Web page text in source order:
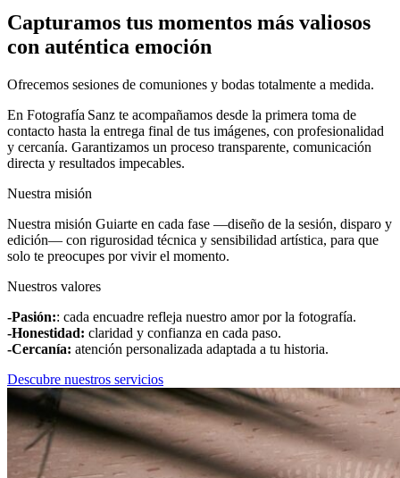
Capturamos tus momentos más valiosos
con auténtica emoción
Ofrecemos sesiones de comuniones y bodas totalmente a medida.
En Fotografía Sanz te acompañamos desde la primera toma de
contacto hasta la entrega final de tus imágenes, con profesionalidad
y cercanía. Garantizamos un proceso transparente, comunicación
directa y resultados impecables.
Nuestra misión
Nuestra misión Guiarte en cada fase —diseño de la sesión, disparo y
edición— con rigurosidad técnica y sensibilidad artística, para que
solo te preocupes por vivir el momento.
Nuestros valores
-Pasión:: cada encuadre refleja nuestro amor por la fotografía.
-Honestidad: claridad y confianza en cada paso.
-Cercanía: atención personalizada adaptada a tu historia.
Descubre nuestros servicios